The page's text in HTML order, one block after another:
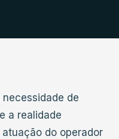
de
a realidade
do operador